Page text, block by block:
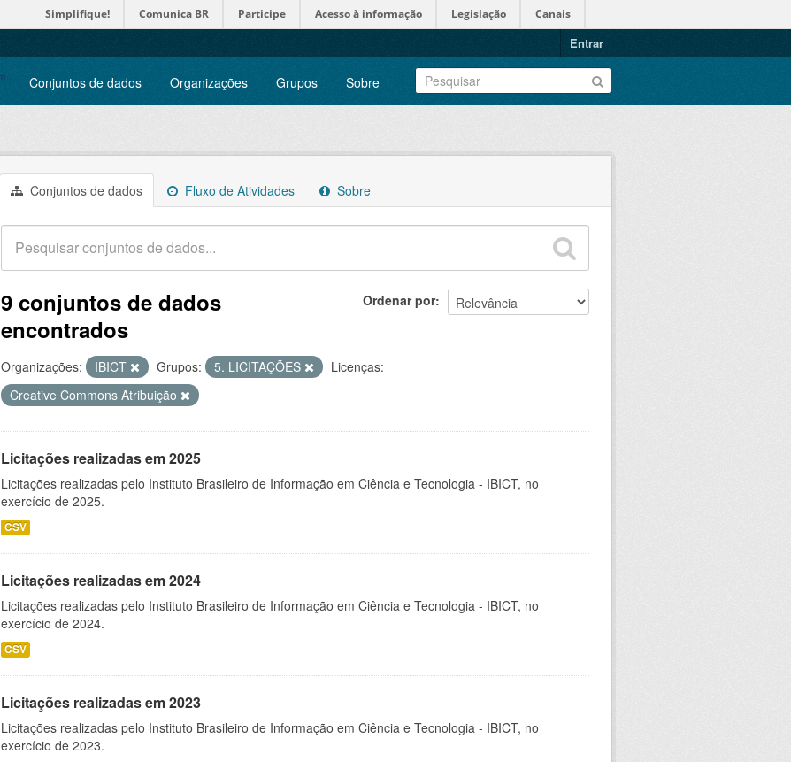
Simplifique! Comunica BR Participe Acesso à informação Legislação Canais
Entrar
Conjuntos de dados Organizações Grupos Sobre
Conjuntos de dados Fluxo de Atividades Sobre
Ordenar por
9 conjuntos de dados
encontrados
Organizações: IBICT Grupos: 5. LICITAÇÕES
Licenças:
Creative Commons Atribuição
Licitações realizadas em 2025
Licitações realizadas pelo Instituto Brasileiro de Informação em Ciência e Tecnologia - IBICT, no
exercício de 2025.
CSV
Licitações realizadas em 2024
Licitações realizadas pelo Instituto Brasileiro de Informação em Ciência e Tecnologia - IBICT, no
exercício de 2024.
CSV
Licitações realizadas em 2023
Licitações realizadas pelo Instituto Brasileiro de Informação em Ciência e Tecnologia - IBICT, no
exercício de 2023.